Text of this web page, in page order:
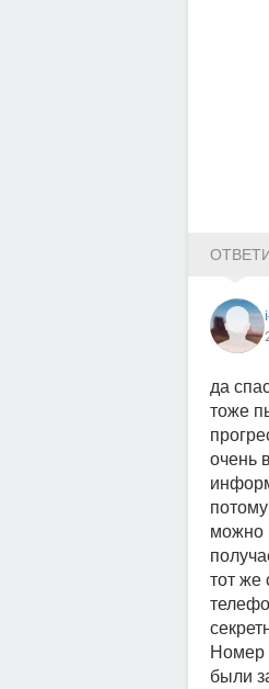
да
тоже
очень
можно
тот же
Номер
были